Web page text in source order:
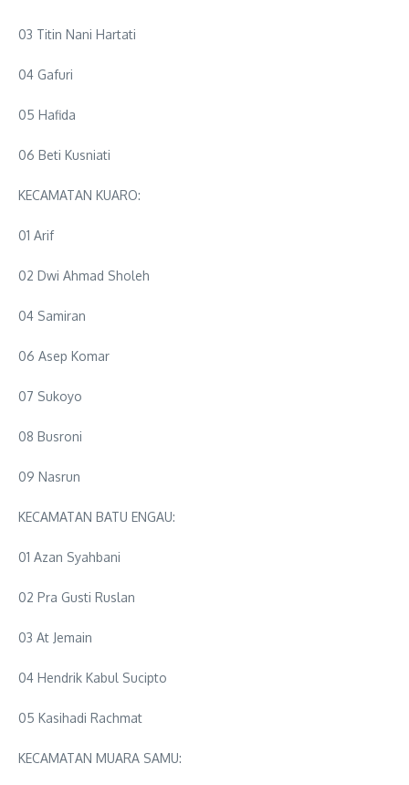
03 Titin Nani Hartati
04 Gafuri
05 Hafida
06 Beti Kusniati
KECAMATAN KUARO:
01 Arif
02 Dwi Ahmad Sholeh
04 Samiran
06 Asep Komar
07 Sukoyo
08 Busroni
09 Nasrun
KECAMATAN BATU ENGAU:
01 Azan Syahbani
02 Pra Gusti Ruslan
03 At Jemain
04 Hendrik Kabul Sucipto
05 Kasihadi Rachmat
KECAMATAN MUARA SAMU: